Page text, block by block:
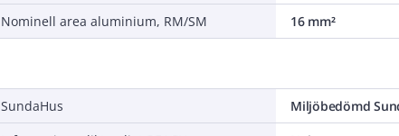
Nominell area aluminium, RM/SM
16 mm²
SundaHus
Miljöbedömd